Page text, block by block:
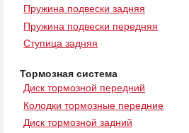
Пружина подвески задняя
Пружина подвески передняя
Ступица задняя
Тормозная система
Диск тормозной передний
Колодки тормозные передние
Диск тормозной задний